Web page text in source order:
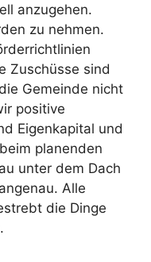
anzugehen.
zu nehmen.
Zuschüsse sind
Gemeinde nicht
positive
Eigenkapital und
planenden
unter dem Dach
Alle
die Dinge